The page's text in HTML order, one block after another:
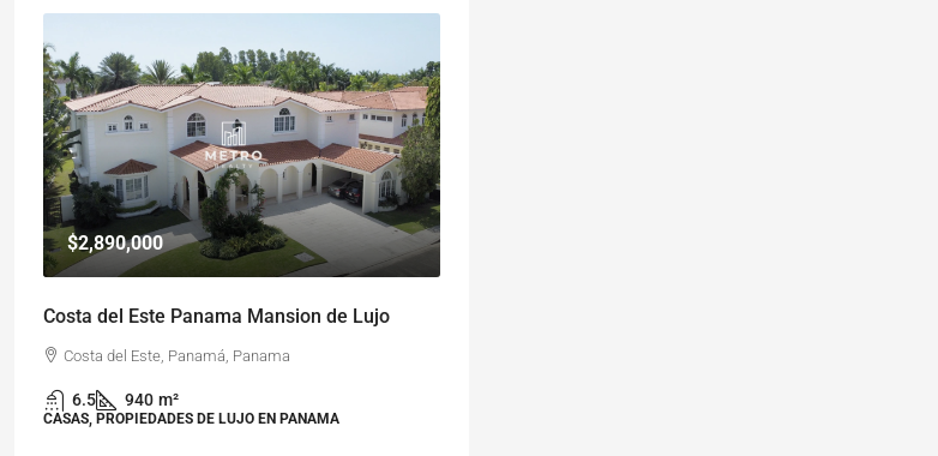
$2,890,000
Costa del Este Panama Mansion de Lujo
Costa del Este, Panamá, Panama
6.5 940 m²
CASAS, PROPIEDADES DE LUJO EN PANAMA